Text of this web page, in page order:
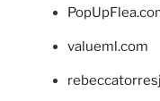
valueml.com